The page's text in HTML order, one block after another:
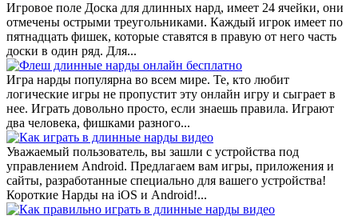
Игровое поле Доска для длинных нард, имеет 24 ячейки, они
отмечены острыми треугольниками. Каждый игрок имеет по
пятнадцать фишек, которые ставятся в правую от него часть
доски в один ряд. Для...
Игра нарды популярна во всем мире. Те, кто любит
логические игры не пропустит эту онлайн игру и сыграет в
нее. Играть довольно просто, если знаешь правила. Играют
два человека, фишками разного...
Уважаемый пользователь, вы зашли с устройства под
управлением Android. Предлагаем вам игры, приложения и
сайты, разработанные специально для вашего устройства!
Короткие Нарды на iOS и Android!...